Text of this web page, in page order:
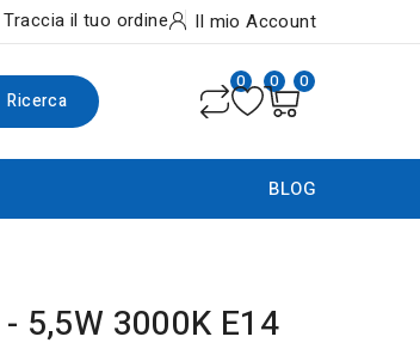
Traccia il tuo ordine Il mio Account
Ricerca
0 0 0
BLOG
5,5W 3000K E14